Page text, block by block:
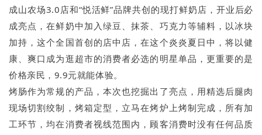
成山农场3.0店和“悦活鲜”品牌共创的现打鲜奶店，开业后必
成亮点，在鲜奶中加入绿豆、抹茶、巧克力等辅料，以冰块
加持，这个全国首创的店中店，在这个炎炎夏日中，将以健
康、爽口成为逛超市的消费者必选的明星单品，更重要的是
价格亲民，9.9元就能体验。
烤肠作为常规的产品，本次也挖掘出了亮点，用精选后腿肉
现场切割绞制，烤箱定型，立马在烤炉上烤制完成，所有加
工环节，均在消费者视线范围内，顾客消费时没有任何品质